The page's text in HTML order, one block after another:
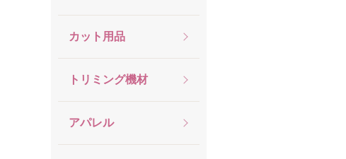
カット用品
トリミング機材
アパレル